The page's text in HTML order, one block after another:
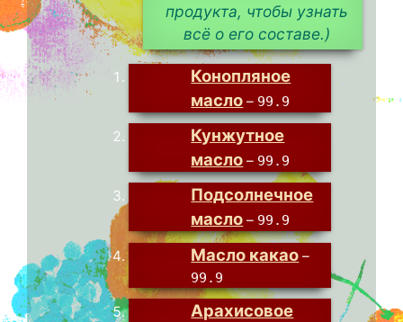
продукта, чтобы узнать
всё о его составе.)
Конопляное
масло – 99.9
Кунжутное
масло – 99.9
Подсолнечное
масло – 99.9
Масло какао –
99.9
Арахисовое